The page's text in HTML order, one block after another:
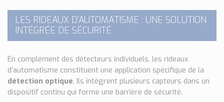
LES RIDEAUX D’AUTOMATISME : UNE SOLUTION
INTÉGRÉE DE SÉCURITÉ
En complément des détecteurs individuels, les rideaux
d’automatisme constituent une application spécifique de la
détection optique. Ils intègrent plusieurs capteurs dans un
dispositif continu qui forme une barrière de sécurité.